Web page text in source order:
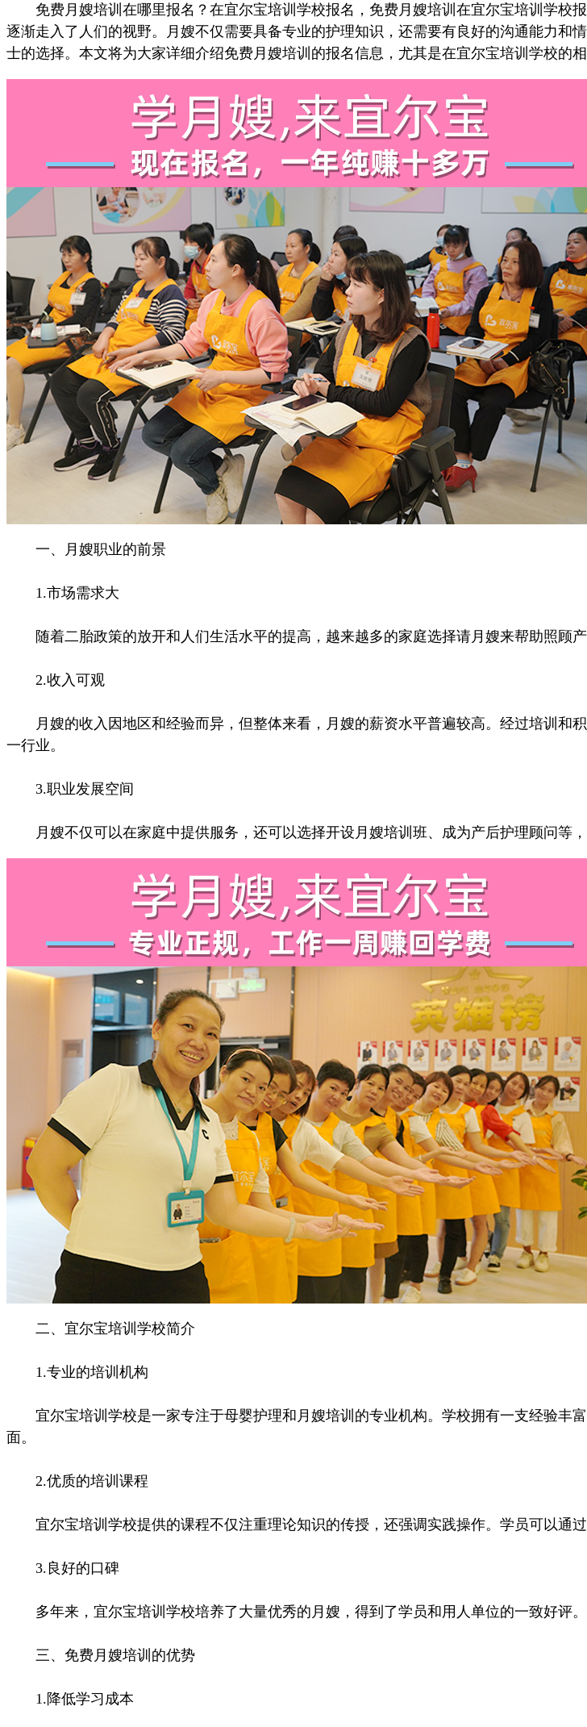
免费月嫂培训在哪里报名？在宜尔宝培训学校报名，免费月嫂培训在宜尔宝培训学校
逐渐走入了人们的视野。月嫂不仅需要具备专业的护理知识，还需要有良好的沟通能力和
士的选择。本文将为大家详细介绍免费月嫂培训的报名信息，尤其是在宜尔宝培训学校的相
一、月嫂职业的前景
1.市场需求大
随着二胎政策的放开和人们生活水平的提高，越来越多的家庭选择请月嫂来帮助照顾
2.收入可观
月嫂的收入因地区和经验而异，但整体来看，月嫂的薪资水平普遍较高。经过培训和
一行业。
3.职业发展空间
月嫂不仅可以在家庭中提供服务，还可以选择开设月嫂培训班、成为产后护理顾问等，
二、宜尔宝培训学校简介
1.专业的培训机构
宜尔宝培训学校是一家专注于母婴护理和月嫂培训的专业机构。学校拥有一支经验丰
面。
2.优质的培训课程
宜尔宝培训学校提供的课程不仅注重理论知识的传授，还强调实践操作。学员可以通过
3.良好的口碑
多年来，宜尔宝培训学校培养了大量优秀的月嫂，得到了学员和用人单位的一致好评。
三、免费月嫂培训的优势
1.降低学习成本